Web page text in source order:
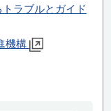
ラブルとガイド
機構